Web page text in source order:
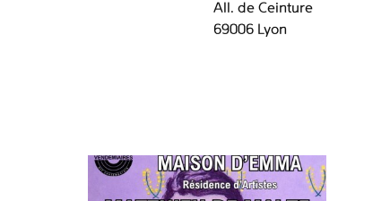
All. de Ceinture
69006 Lyon